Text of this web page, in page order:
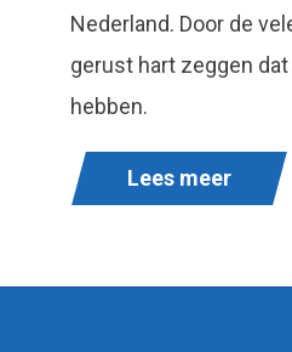
Nederland. Door de
gerust hart zeggen
hebben.
Lees meer